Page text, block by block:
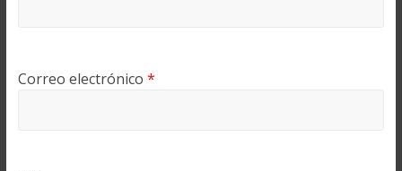
Correo electrónico *